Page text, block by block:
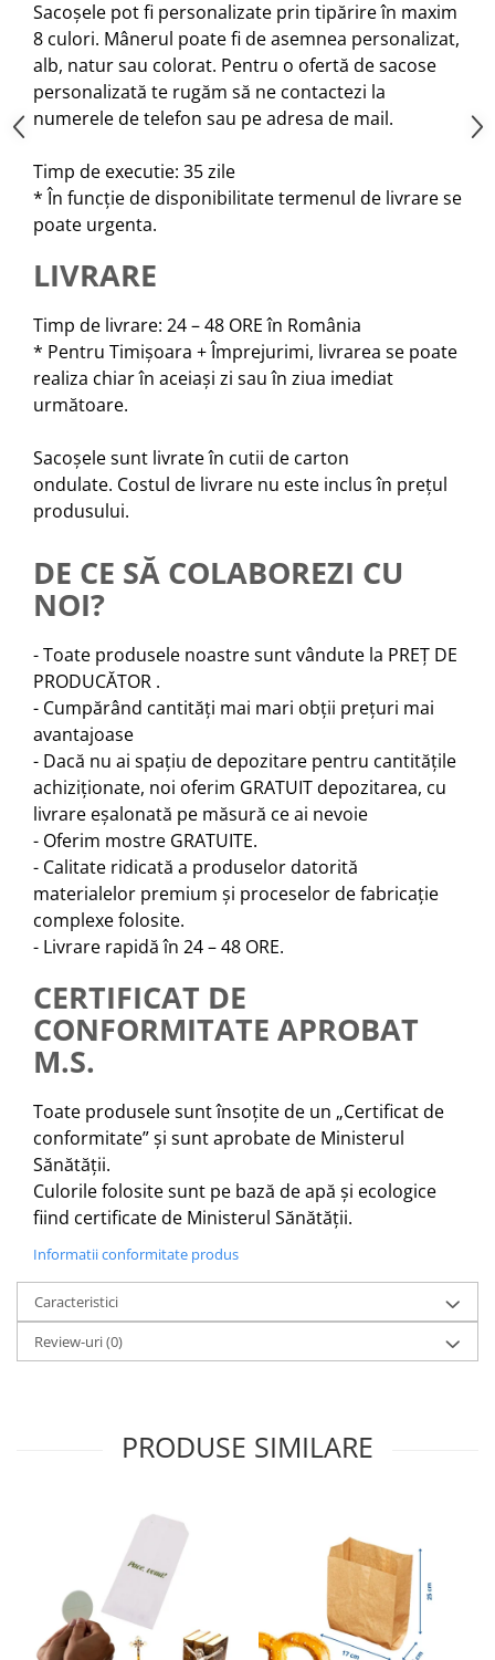
Sacoșele pot fi personalizate prin tipărire în maxim
8 culori. Mânerul poate fi de asemnea personalizat,
alb, natur sau colorat. Pentru o ofertă de sacose
personalizată te rugăm să ne contactezi la
numerele de telefon sau pe adresa de mail.
Timp de executie: 35 zile
* În funcție de disponibilitate termenul de livrare se
poate urgenta.
LIVRARE
Timp de livrare: 24 – 48 ORE în România
* Pentru Timișoara + Împrejurimi, livrarea se poate
realiza chiar în aceiași zi sau în ziua imediat
următoare.
Sacoșele sunt livrate în cutii de carton
ondulate. Costul de livrare nu este inclus în prețul
produsului.
DE CE SĂ COLABOREZI CU
NOI?
- Toate produsele noastre sunt vândute la PREȚ DE
PRODUCĂTOR .
- Cumpărând cantități mai mari obții prețuri mai
avantajoase
- Dacă nu ai spațiu de depozitare pentru cantitățile
achiziționate, noi oferim GRATUIT depozitarea, cu
livrare eșalonată pe măsură ce ai nevoie
- Oferim mostre GRATUITE.
- Calitate ridicată a produselor datorită
materialelor premium și proceselor de fabricație
complexe folosite.
- Livrare rapidă în 24 – 48 ORE.
CERTIFICAT DE
CONFORMITATE APROBAT
M.S.
Toate produsele sunt însoțite de un „Certificat de
conformitate” și sunt aprobate de Ministerul
Sănătății.
Culorile folosite sunt pe bază de apă și ecologice
fiind certificate de Ministerul Sănătății.
Informatii conformitate produs
Caracteristici
Review-uri(0)
PRODUSE SIMILARE